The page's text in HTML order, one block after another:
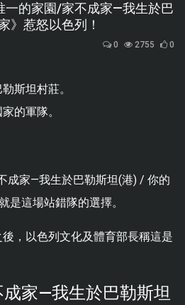
一的家園/家不成家—我生於巴
》惹怒以色列！
0 2755 0
斯坦村莊。
的軍隊。
成家—我生於巴勒斯坦(港) / 你的
是這場站錯隊的選擇。
，以色列文化及體育部長稱這是
家—我生於巴勒斯坦